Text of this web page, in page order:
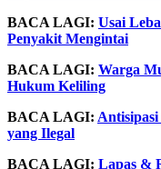
BACA LAGI: Usai
Penyakit Mengintai
BACA LAGI: Warga
Hukum Keliling
BACA LAGI:
yang Ilegal
BACA LAGI: Lapas &